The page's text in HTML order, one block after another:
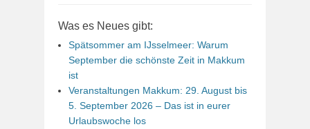
Was es Neues gibt:
Spätsommer am IJsselmeer: Warum
September die schönste Zeit in Makkum
ist
Veranstaltungen Makkum: 29. August bis
5. September 2026 – Das ist in eurer
Urlaubswoche los